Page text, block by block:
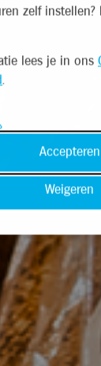
zelf instellen?
lees je in ons
.
Weigeren
Accepteren